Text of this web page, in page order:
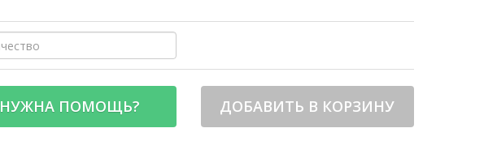
НУЖНА ПОМОЩЬ? ДОБАВИТЬ В КОРЗИНУ